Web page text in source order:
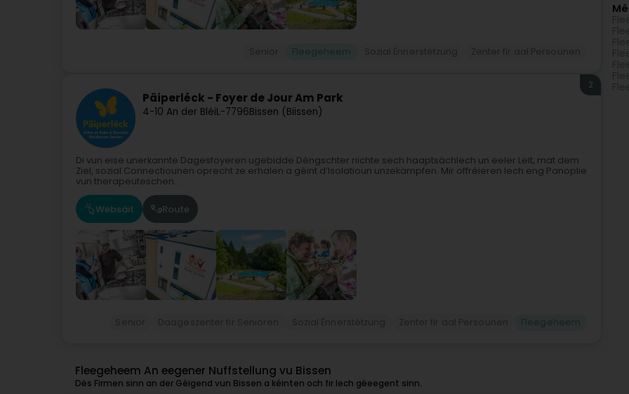
Päiperléck - Foyer de Jour Am Park
4-10 An der BléiL-7796Bissen (Biissen)
2
Di vun eise unerkannte Dagesfoyeren ugebidde Déngschter riichte sech haaptsächlech un eeler Leit, mat dem
Ziel, sozial Connectiounen oprecht ze erhalen a géint d’Isolatioun unzekämpfen. Mir offréieren Iech eng Panoplie
vun therapeuteschen...
Websäit Route
Fleegeheem An eegener Nuffstellung vu Bissen
Dës Firmen sinn an der Géigend vun Bissen a kéinten och fir Iech gëeegent sinn.